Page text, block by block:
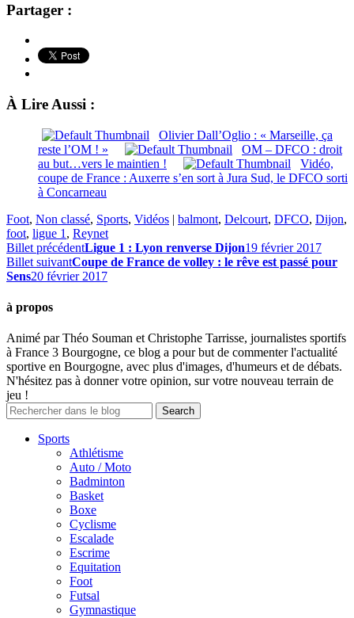
Partager :
À Lire Aussi :
Olivier Dall’Oglio : « Marseille, ça
reste l’OM ! »
OM – DFCO : droit
au but…vers le maintien !
Vidéo,
coupe de France : Auxerre s’en sort à Jura Sud, le DFCO sorti
à Concarneau
Foot, Non classé, Sports, Vidéos | balmont, Delcourt, DFCO, Dijon,
foot, ligue 1 , Reynet
Billet précédentLigue 1 : Lyon renverse Dijon19 février 2017
Billet suivantCoupe de France de volley : le rêve est passé pour
Sens20 février 2017
à propos
Animé par Théo Souman et Christophe Tarrisse, journalistes sportifs
à France 3 Bourgogne, ce blog a pour but de commenter l'actualité
sportive en Bourgogne, avec plus d'images, d'humeurs et de débats.
N'hésitez pas à donner votre opinion, sur votre nouveau terrain de
jeu !
Sports
Athlétisme
Auto / Moto
Badminton
Basket
Boxe
Cyclisme
Escalade
Escrime
Equitation
Foot
Futsal
Gymnastique